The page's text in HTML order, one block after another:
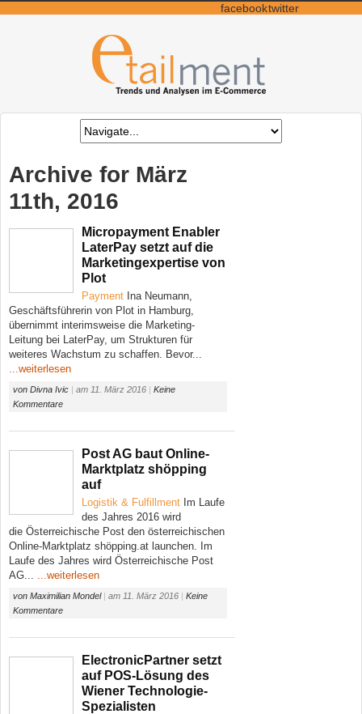
facebooktwitter
Archive for März
11th, 2016
Micropayment Enabler
LaterPay setzt auf die
Marketingexpertise von
Plot
Payment Ina Neumann,
Geschäftsführerin von Plot in Hamburg,
übernimmt interimsweise die Marketing-
Leitung bei LaterPay, um Strukturen für
weiteres Wachstum zu schaffen. Bevor...
...weiterlesen
von Divna Ivic | am 11. März 2016 | Keine
Kommentare
Post AG baut Online-
Marktplatz shöpping
auf
Logistik & Fulfillment Im Laufe
des Jahres 2016 wird
die Österreichische Post den österreichischen
Online-Marktplatz shöpping.at launchen. Im
Laufe des Jahres wird Österreichische Post
AG... ...weiterlesen
von Maximilian Mondel| am 11. März 2016 | Keine
Kommentare
ElectronicPartner setzt
auf POS-Lösung des
Wiener Technologie-
Spezialisten